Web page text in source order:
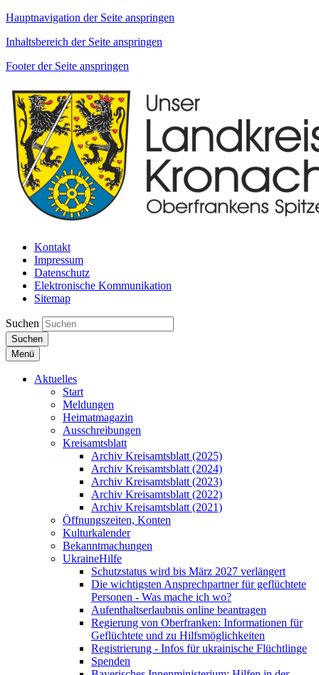
Hauptnavigation der Seite anspringen
Inhaltsbereich der Seite anspringen
Footer der Seite anspringen
Kontakt
Impressum
Datenschutz
Elektronische Kommunikation
Sitemap
Suchen
Suchen
Menü
Aktuelles
Start
Meldungen
Heimatmagazin
Ausschreibungen
Kreisamtsblatt
Archiv Kreisamtsblatt (2025)
Archiv Kreisamtsblatt (2024)
Archiv Kreisamtsblatt (2023)
Archiv Kreisamtsblatt (2022)
Archiv Kreisamtsblatt (2021)
Öffnungszeiten, Konten
Kulturkalender
Bekanntmachungen
UkraineHilfe
Schutzstatus wird bis März 2027 verlängert
Die wichtigsten Ansprechpartner für geflüchtete
Personen - Was mache ich wo?
Aufenthaltserlaubnis online beantragen
Regierung von Oberfranken: Informationen für
Geflüchtete und zu Hilfsmöglichkeiten
Registrierung - Infos für ukrainische Flüchtlinge
Spenden